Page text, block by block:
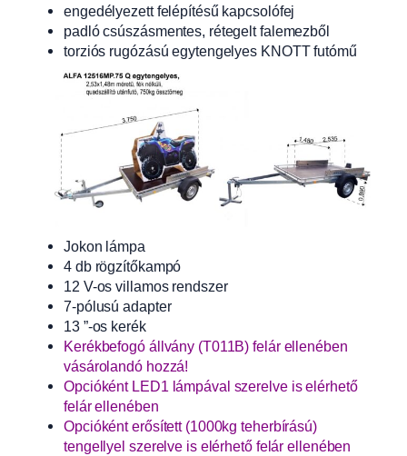
engedélyezett felépítésű kapcsolófej
padló csúszásmentes, rétegelt falemezből
torziós rugózású egytengelyes KNOTT futómű
Jokon lámpa
4 db rögzítőkampó
12 V-os villamos rendszer
7-pólusú adapter
13 ”-os kerék
Kerékbefogó állvány (T011B) felár ellenében
vásárolandó hozzá!
Opcióként LED1 lámpával szerelve is elérhető
felár ellenében
Opcióként erősített (1000kg teherbírású)
tengellyel szerelve is elérhető felár ellenében